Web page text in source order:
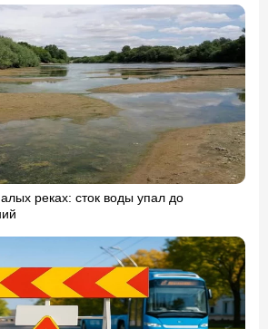
реках: сток воды упал до